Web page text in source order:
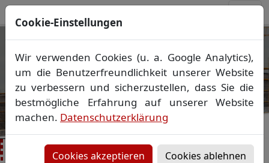
Ihr Vermessungsbüro in
Mecklenburg-Vorpommern
Wir vermessen Ihr Grundstück
Lageplan Absteckung▪Bauvermessung ▪
Gebäudeeinmessung
Grenzfeststellung▪Amtliche Auskünfte und
Vorheriges Bild
Cookie-Einstellungen
Wir verwenden Cookies (u. a. Google Analytics),
um die Benutzerfreundlichkeit unserer Website
zu verbessern und sicherzustellen, dass Sie die
bestmögliche Erfahrung auf unserer Website
machen. Datenschutzerklärung
Cookies akzeptieren Cookies ablehnen